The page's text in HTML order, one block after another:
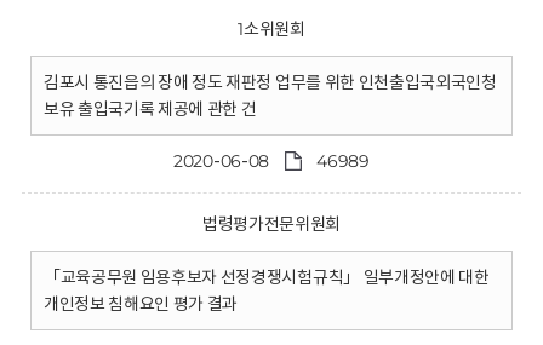
1소위원회
김포시 통진읍의 장애 정도 재판정 업무를 위한 인천출입국외국인청
보유 출입국기록 제공에 관한 건
2020-06-08 46989
법령평가전문위원회
「교육공무원 임용후보자 선정경쟁시험규칙」 일부개정안에 대한
개인정보 침해요인 평가 결과